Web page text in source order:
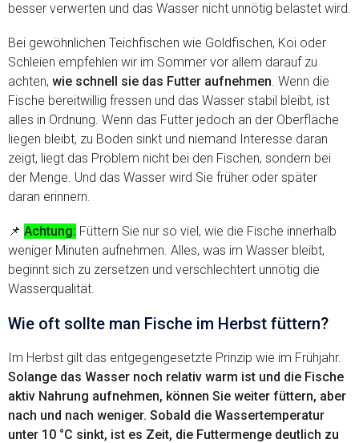
besser verwerten und das Wasser nicht unnötig belastet wird.
Bei gewöhnlichen Teichfischen wie Goldfischen, Koi oder
Schleien empfehlen wir im Sommer vor allem darauf zu
achten, wie schnell sie das Futter aufnehmen. Wenn die
Fische bereitwillig fressen und das Wasser stabil bleibt, ist
alles in Ordnung. Wenn das Futter jedoch an der Oberfläche
liegen bleibt, zu Boden sinkt und niemand Interesse daran
zeigt, liegt das Problem nicht bei den Fischen, sondern bei
der Menge. Und das Wasser wird Sie früher oder später
daran erinnern.
📌 Achtung: Füttern Sie nur so viel, wie die Fische innerhalb
weniger Minuten aufnehmen. Alles, was im Wasser bleibt,
beginnt sich zu zersetzen und verschlechtert unnötig die
Wasserqualität.
Wie oft sollte man Fische im Herbst füttern?
Im Herbst gilt das entgegengesetzte Prinzip wie im Frühjahr.
Solange das Wasser noch relativ warm ist und die Fische
aktiv Nahrung aufnehmen, können Sie weiter füttern, aber
nach und nach weniger. Sobald die Wassertemperatur
unter 10 °C sinkt, ist es Zeit, die Futtermenge deutlich zu